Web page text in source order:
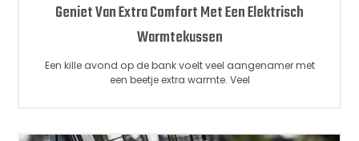
Geniet Van Extra Comfort Met Een Elektrisch
Warmtekussen
Een kille avond op de bank voelt veel aangenamer met
een beetje extra warmte. Veel